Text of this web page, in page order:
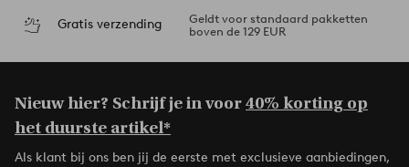
Gratis verzending
Geldt voor standaard pakketten
boven de 129 EUR
Nieuw hier? Schrijf je in voor40% korting op
het duurste artikel*
Als klant bij ons ben jij de eerste met exclusieve aanbiedingen,